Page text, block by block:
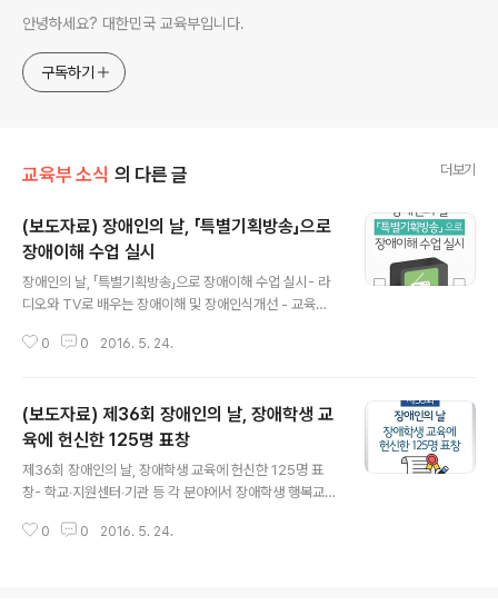
안녕하세요? 대한민국 교육부입니다.
구독하기
교육부 소식 의 다른 글 더보기
(보도자료) 장애인의 날, 「특별기획방송」으로
장애이해 수업 실시
장애인의 날, 「특별기획방송」으로 장애이해 수업 실시- 라
디오와 TV로 배우는 장애이해 및 장애인식개선 - 교육부
의 날」을 맞아 특별기획방송을 활용하여 전국 초․중․고 학생
전국 모든 학생들이 TV‧라디오 등 방송매체를 통해 장애이
해 수업에 참여하며 높은 호응을 보였습니다. 각 학교에서
는 초·중등 과정별 맞춤형으로 제작된 라디오 및 TV를 활
용한 수업활동에 참여하며 장애를 이해하는 시간을 가졌습
송출되는 「대한민국 1교시 대화가 필요해」를 청취하며 장
0 0 2016. 5. 24.
(보도자료) 제36회 장애인의 날, 장애학생 교
육에 헌신한 125명 표창
제36회 장애인의 날, 장애학생 교육에 헌신한 125명 표
창- 학교‧지원센터‧기관 등 각 분야에서 장애학생 행복교육
하여 장애학생의 행복교육을 위해 공헌한 유공자 125명을
0 0 2016. 5. 24.